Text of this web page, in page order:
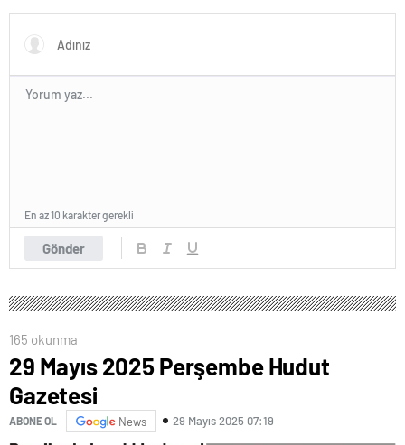
Gönder
En az 10 karakter gerekli
165 okunma
29 Mayıs 2025 Perşembe Hudut
Gazetesi
ABONE OL News 29 Mayıs 2025 07:19